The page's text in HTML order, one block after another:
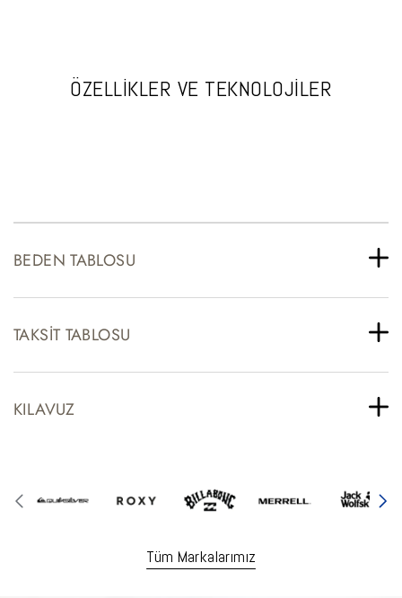
ÖZELLİKLER VE TEKNOLOJİLER
BEDEN TABLOSU
TAKSIT TABLOSU
KILAVUZ
Tüm Markalarımız